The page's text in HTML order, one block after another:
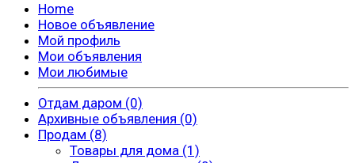
Home
Новое объявление
Мой профиль
Мои объявления
Мои любимые
Отдам даром (0)
Архивные объявления (0)
Продам (8)
Товары для дома (1)